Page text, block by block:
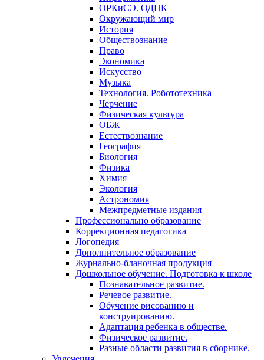
ОРКиСЭ. ОДНК
Окружающий мир
История
Обществознание
Право
Экономика
Искусство
Музыка
Технология. Робототехника
Черчение
Физическая культура
ОБЖ
Естествознание
География
Биология
Физика
Химия
Экология
Астрономия
Межпредметные издания
Профессионально образование
Коррекционная педагогика
Логопедия
Дополнительное образование
Журнально-бланочная продукция
Дошкольное обучение. Подготовка к школе
Познавательное развитие.
Речевое развитие.
Обучение рисованию и
конструированию.
Адаптация ребенка в обществе.
Физическое развитие.
Разные области развития в сборнике.